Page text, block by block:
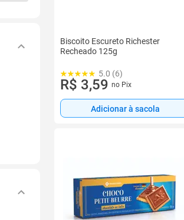
Biscoito Escureto Richester
Recheado 125g
5.0 (6)
R$ 3,59 no Pix
Adicionar à sacola